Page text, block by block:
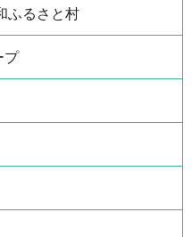
ふるさと村
プ